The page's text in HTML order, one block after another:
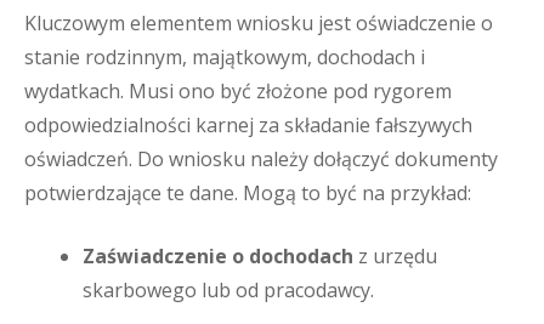
Kluczowym elementem wniosku jest oświadczenie o
stanie rodzinnym, majątkowym, dochodach i
wydatkach. Musi ono być złożone pod rygorem
odpowiedzialności karnej za składanie fałszywych
oświadczeń. Do wniosku należy dołączyć dokumenty
potwierdzające te dane. Mogą to być na przykład:
Zaświadczenie o dochodach z urzędu
skarbowego lub od pracodawcy.